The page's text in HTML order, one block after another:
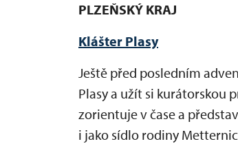
PLZEŇSKÝ KRAJ
Klášter Plasy
Ještě před posledním
Plasy a užít si kurátorskou
zorientuje v čase a
i jako sídlo rodiny